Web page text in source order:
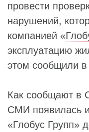
провести
нарушений,
компанией «
эксплуатацию
этом сообщили в
Как сообщают в
СМИ появилась
«Глобус Групп»